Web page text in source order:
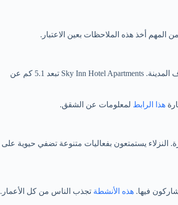
أخذ هذه الملاحظات بعين الاعتبار.
الزوار يثنون على موقع الشقق الاستراتيجي. يسهل عليهم التنقل واستكشاف المدينة. Sky Inn Hotel Apartments تبعد 5.1 كم عن
هذا الرابط لمعلومات عن الشقق.
النزلاء يستمتعون بفعاليات متنوعة تضفي حيوية على
فيها. هذه الأنشطة تجذب الناس من كل الأعمار.